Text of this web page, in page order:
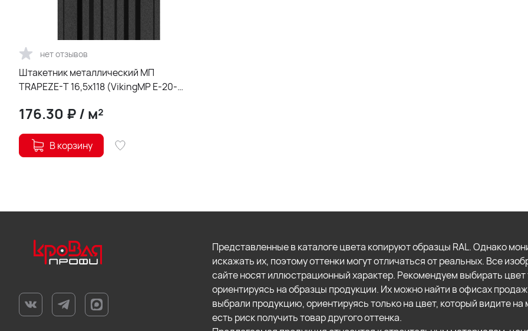
нет отзывов
Штакетник металлический МП
TRAPEZE-T 16,5х118 (VikingMP E-20-
176.30 ₽/ м²
В корзину
Представленные в каталоге цвета копируют образцы RAL. Однако
искажать их, поэтому оттенки могут отличаться от реальных. Все
сайте носят иллюстрационный характер. Рекомендуем выбирать цвет
ориентируясь на образцы продукции. Их можно найти в офисах
выбрали продукцию, ориентируясь только на цвет, который видите на
есть риск получить товар другого оттенка.